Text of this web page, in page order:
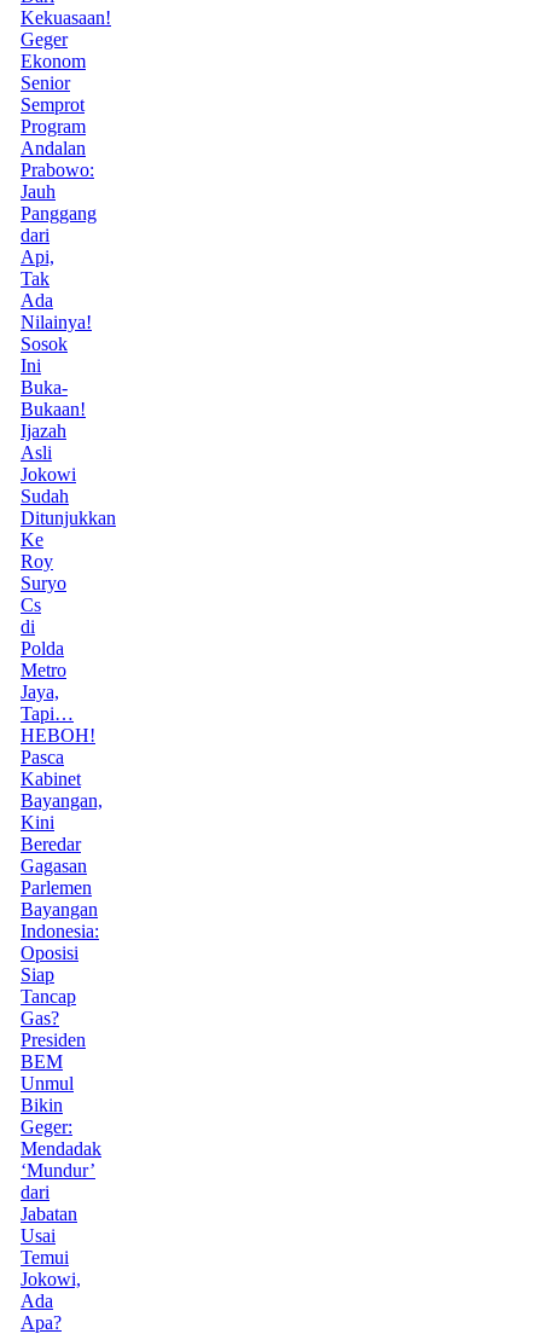
Kekuasaan!
Geger
Ekonom
Senior
Semprot
Program
Andalan
Prabowo:
Jauh
Panggang
dari
Api,
Tak
Ada
Nilainya!
Sosok
Ini
Buka-
Bukaan!
Ijazah
Asli
Jokowi
Sudah
Ditunjukkan
Ke
Roy
Suryo
Cs
di
Polda
Metro
Jaya,
Tapi…
HEBOH!
Pasca
Kabinet
Bayangan,
Kini
Beredar
Gagasan
Parlemen
Bayangan
Indonesia:
Oposisi
Siap
Tancap
Gas?
Presiden
BEM
Unmul
Bikin
Geger:
Mendadak
‘Mundur’
dari
Jabatan
Usai
Temui
Jokowi,
Ada
Apa?